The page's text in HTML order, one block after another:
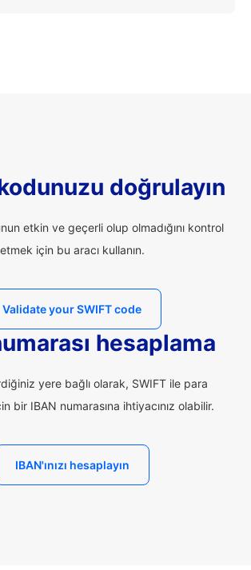
doğrulayın
etkin ve geçerli olup olmadığını kontrol
etmek için bu aracı kullanın.
Validate your SWIFT code
hesaplama
yere bağlı olarak, SWIFT ile para
bir IBAN numarasına ihtiyacınız olabilir.
IBAN'ınızı hesaplayın